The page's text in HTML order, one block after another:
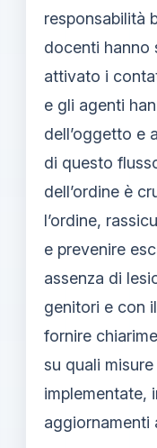
responsabilità
docenti hanno
attivato i
e gli agenti
dell’oggetto e
di questo
dell’ordine è
l’ordine,
e prevenire
assenza di
genitori e con
fornire
su quali
implementate,
aggiornamenti